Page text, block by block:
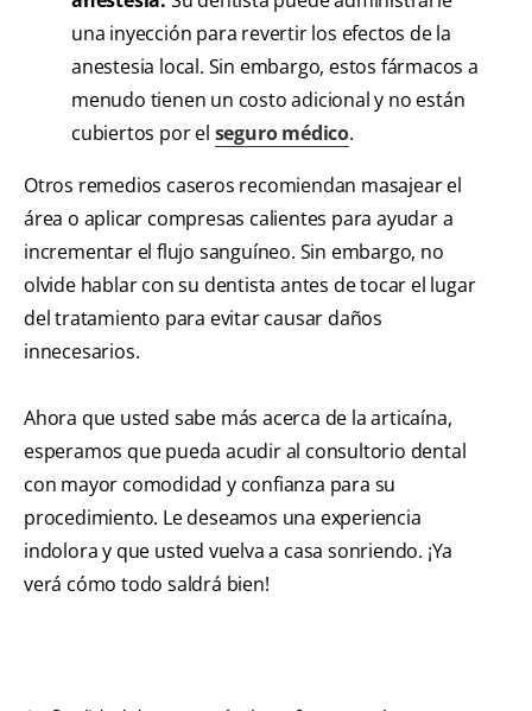
una inyección para revertir los efectos de la
anestesia local. Sin embargo, estos fármacos a
menudo tienen un costo adicional y no están
cubiertos por el seguro médico.
Otros remedios caseros recomiendan masajear el
área o aplicar compresas calientes para ayudar a
incrementar el flujo sanguíneo. Sin embargo, no
olvide hablar con su dentista antes de tocar el lugar
del tratamiento para evitar causar daños
innecesarios.
Ahora que usted sabe más acerca de la articaína,
esperamos que pueda acudir al consultorio dental
con mayor comodidad y confianza para su
procedimiento. Le deseamos una experiencia
indolora y que usted vuelva a casa sonriendo. ¡Ya
verá cómo todo saldrá bien!